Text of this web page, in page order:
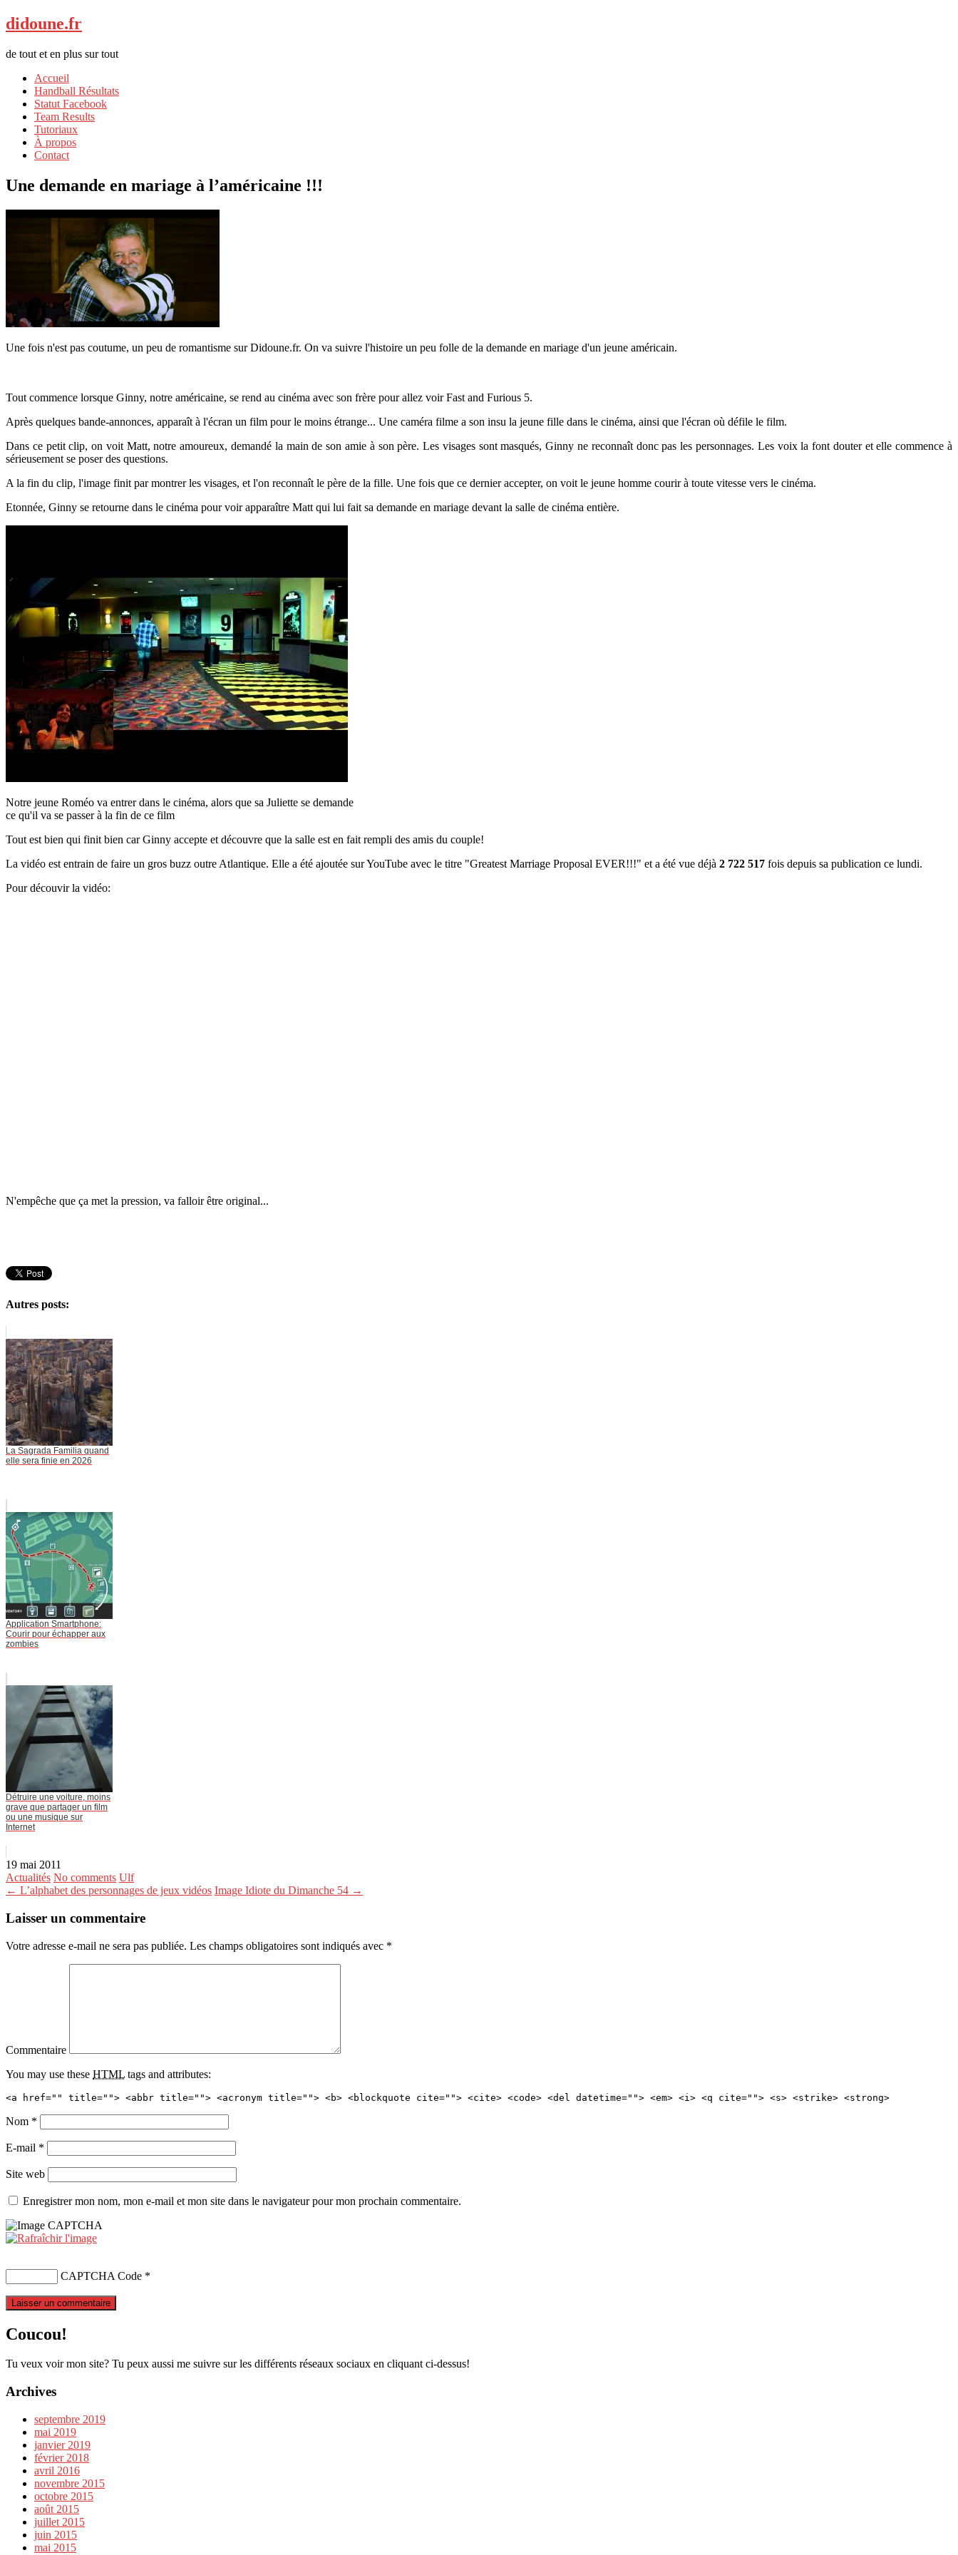
didoune.fr
de tout et en plus sur tout
Accueil
Handball Résultats
Statut Facebook
Team Results
Tutoriaux
À propos
Contact
Une demande en mariage à l’américaine !!!
Une fois n'est pas coutume, un peu de romantisme sur Didoune.fr. On va suivre l'histoire un peu folle de la demande en mariage d'un jeune américain.
Tout commence lorsque Ginny, notre américaine, se rend au cinéma avec son frère pour allez voir Fast and Furious 5.
Après quelques bande-annonces, apparaît à l'écran un film pour le moins étrange... Une caméra filme a son insu la jeune fille dans le cinéma, ainsi que l'écran où défile le film.
Dans ce petit clip, on voit Matt, notre amoureux, demandé la main de son amie à son père. Les visages sont masqués, Ginny ne reconnaît donc pas les personnages. Les voix la font douter et elle commence à
sérieusement se poser des questions.
A la fin du clip, l'image finit par montrer les visages, et l'on reconnaît le père de la fille. Une fois que ce dernier accepter, on voit le jeune homme courir à toute vitesse vers le cinéma.
Etonnée, Ginny se retourne dans le cinéma pour voir apparaître Matt qui lui fait sa demande en mariage devant la salle de cinéma entière.
Notre jeune Roméo va entrer dans le cinéma, alors que sa Juliette se demande
ce qu'il va se passer à la fin de ce film
Tout est bien qui finit bien car Ginny accepte et découvre que la salle est en fait rempli des amis du couple!
La vidéo est entrain de faire un gros buzz outre Atlantique. Elle a été ajoutée sur YouTube avec le titre "Greatest Marriage Proposal EVER!!!" et a été vue déjà 2 722 517 fois depuis sa publication ce lundi.
Pour découvir la vidéo:
N'empêche que ça met la pression, va falloir être original...
Autres posts:
La Sagrada Familia quand
elle sera finie en 2026
Application Smartphone:
Courir pour échapper aux
zombies
Détruire une voiture, moins
grave que partager un film
ou une musique sur
Internet
19 mai 2011
Actualités No comments Ulf
← L’alphabet des personnages de jeux vidéos Image Idiote du Dimanche 54 →
Laisser un commentaire
Votre adresse e-mail ne sera pas publiée. Les champs obligatoires sont indiqués avec *
Commentaire
You may use these HTML tags and attributes:
<a href="" title=""> <abbr title=""> <acronym title=""> <b> <blockquote cite=""> <cite> <code> <del datetime=""> <em> <i> <q cite=""> <s> <strike> <strong>
Nom *
E-mail *
Site web
Enregistrer mon nom, mon e-mail et mon site dans le navigateur pour mon prochain commentaire.
CAPTCHA Code *
Coucou!
Tu veux voir mon site? Tu peux aussi me suivre sur les différents réseaux sociaux en cliquant ci-dessus!
Archives
septembre 2019
mai 2019
janvier 2019
février 2018
avril 2016
novembre 2015
octobre 2015
août 2015
juillet 2015
juin 2015
mai 2015